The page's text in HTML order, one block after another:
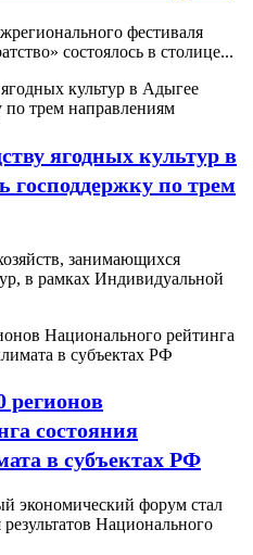
фестиваля
состоялось в столице...
ягодных культур в
господдержку по трем
занимающихся
в рамках Индивидуальной
регионов
состояния
в субъектах РФ
экономический форум стал
Национального